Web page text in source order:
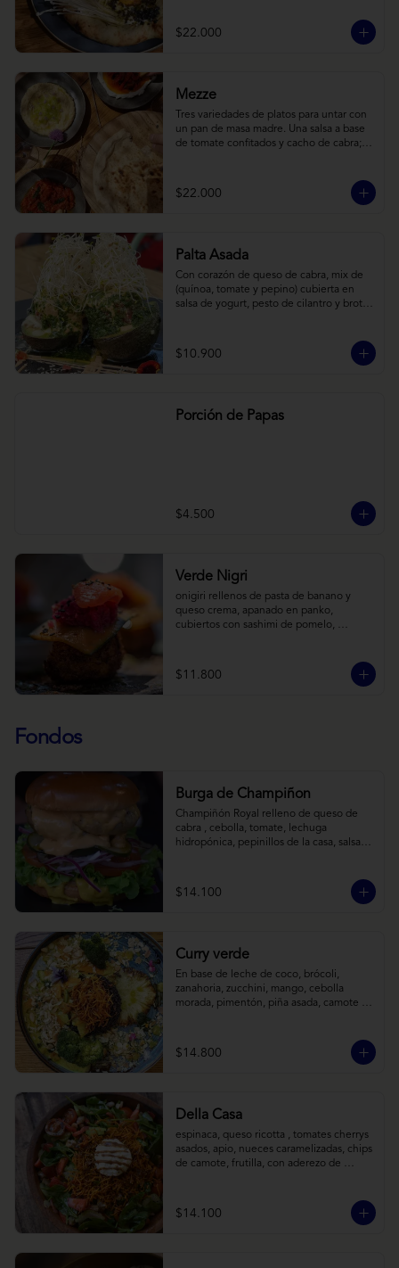
frescas y pequeños toques de
chimichurri.
$22.000
Mezze
Tres variedades de platos para untar con
un pan de masa madre. Una salsa a base
de tomate confitados y cacho de cabra;
cebollas horneadas largamente, con
toques de aceite asiático sobre cama de
$22.000
Palta Asada
Con corazón de queso de cabra, mix de
(quínoa, tomate y pepino) cubierta en
salsa de yogurt, pesto de cilantro y brotes
$10.900
Porción de Papas
$4.500
Verde Nigri
onigiri rellenos de pasta de banano y
queso crema, apanado en panko,
cubiertos con sashimi de pomelo,
de crema de coco con wasabi y tierra de
cochayuyo.
$11.800
Fondos
Burga de Champiñon
Champiñón Royal relleno de queso de
cabra , cebolla, tomate, lechuga
hidropónica, pepinillos de la casa, salsa
$14.100
Curry verde
En base de leche de coco, brócoli,
zanahoria, zucchini, mango, cebolla
morada, pimentón, piña asada, camote
$14.800
Della Casa
espinaca, queso ricotta , tomates cherrys
asados, apio, nueces caramelizadas, chips
de camote, frutilla, con aderezo de
$14.100